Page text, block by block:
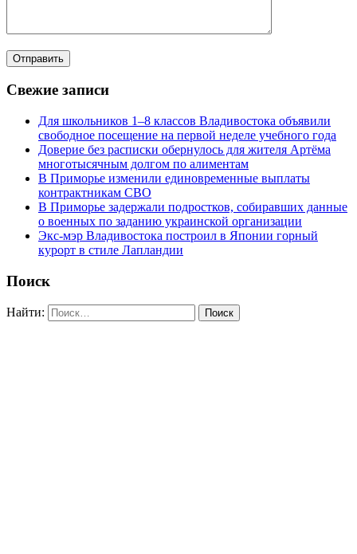
Свежие записи
Для школьников 1–8 классов Владивостока объявили
свободное посещение на первой неделе учебного года
Доверие без расписки обернулось для жителя Артёма
многотысячным долгом по алиментам
В Приморье изменили единовременные выплаты
контрактникам СВО
В Приморье задержали подростков, собиравших данные
о военных по заданию украинской организации
Экс-мэр Владивостока построил в Японии горный
курорт в стиле Лапландии
Поиск
Найти: